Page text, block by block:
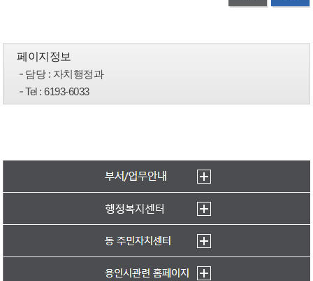
페이지정보
담당: 자치행정과
Tel: 6193-6033